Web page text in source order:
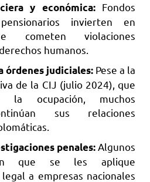
y económica:Fondos
invierten en
cometen violaciones
humanos.
órdenes judiciales: Pese a la
de la CIJ (julio 2024), que
la ocupación, muchos
sus relaciones
penales: Algunos
que se les aplique
a empresas nacionales